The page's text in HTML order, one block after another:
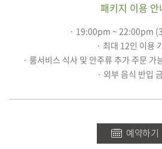
패키지 이용 안
· 19:00pm ~ 22:00pm
· 최대 12인 이용
· 룸서비스 식사 및 안주류 추가 주문
· 외부 음식 반입
예약하기